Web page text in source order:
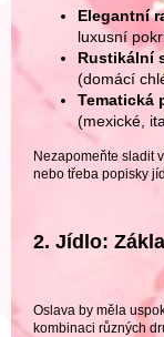
Elegantní
luxusní
Rustikální
(domácí
Tematická
(mexické,
Nezapomeňte sladit
nebo třeba popisky
2. Jídlo:
Oslava by měla
kombinaci různých